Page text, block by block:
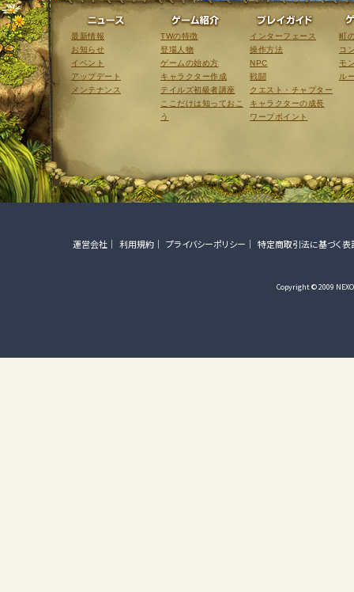
ニュース
最新情報
お知らせ
イベント
アップデート
メンテナンス
ゲーム紹介
TWの特徴
登場人物
ゲームの始め方
キャラクター作成
テイルズ初級者講座
ここだけは知っておこ
う
インターフェース
操作方法
NPC
戦闘
クエスト・チャプター
キャラクターの成長
ワープポイント
町
コ
モ
ル
運営会社 利用規約 プライバシーポリシー 特定商取引法に基づく表
Copyright © 2009